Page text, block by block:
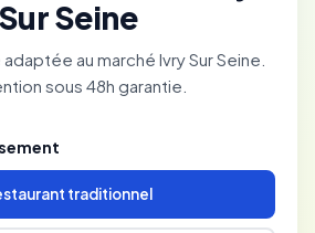
Sur Seine
au marché Ivry Sur Seine.
sous 48h garantie.
traditionnel